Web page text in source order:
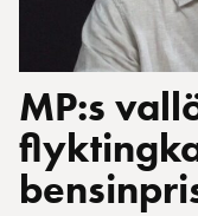
MP:s